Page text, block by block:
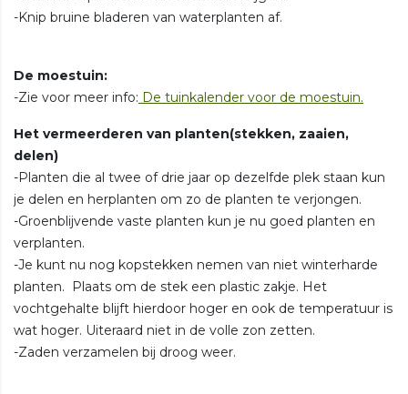
-Knip bruine bladeren van waterplanten af.
De moestuin:
-Zie voor meer info: De tuinkalender voor de moestuin.
Het vermeerderen van planten(stekken, zaaien,
delen)
-Planten die al twee of drie jaar op dezelfde plek staan kun
je delen en herplanten om zo de planten te verjongen.
-Groenblijvende vaste planten kun je nu goed planten en
verplanten.
-Je kunt nu nog kopstekken nemen van niet winterharde
planten. Plaats om de stek een plastic zakje. Het
vochtgehalte blijft hierdoor hoger en ook de temperatuur is
wat hoger. Uiteraard niet in de volle zon zetten.
-Zaden verzamelen bij droog weer.